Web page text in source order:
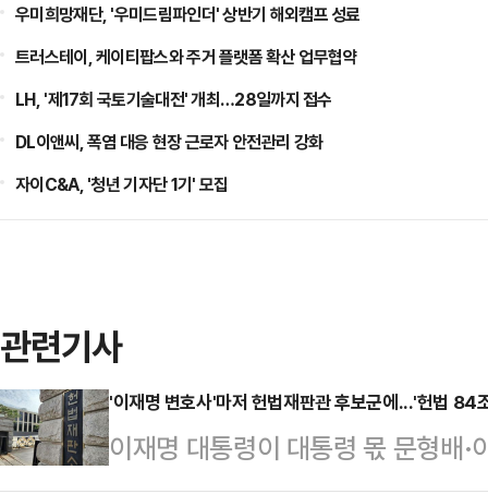
우미희망재단, '우미드림파인더' 상반기 해외캠프 성료
트러스테이, 케이티팝스와 주거 플랫폼 확산 업무협약
LH, '제17회 국토기술대전' 개최…28일까지 접수
DL이앤씨, 폭염 대응 현장 근로자 안전관리 강화
자이C&A, '청년 기자단 1기' 모집
관련기사
'이재명 변호사'마저 헌법재판관 후보군에...'헌법 84
이재명 대통령이 대통령 몫 문형배